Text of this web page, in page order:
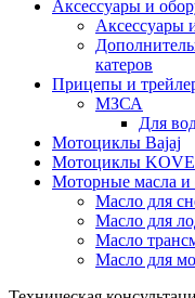
Аксессуары и
Аксессуары
катеров
Прицепы и
МЗСА
Для
Мотоциклы Bajaj
Мотоциклы KOVE
Моторные масла
Масло для
Масло для
Масло
Масло для